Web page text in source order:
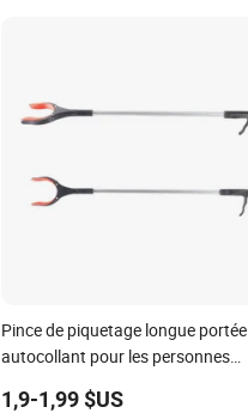
Pince de piquetage longue portée
autocollant pour les personnes
1,9-1,99 $US